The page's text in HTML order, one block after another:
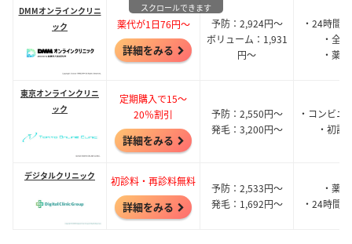
DMMオンラインクリニ
ック
薬代が1日76円～
詳細をみる
予防：2,924円～
ボリューム：1,931
円～
・24時間
・全
・薬
東京オンラインクリニ
ック
定期購入で15～
20％割引
詳細をみる
予防：2,550円～
発毛：3,200円～
・コンビニ
・初診
デジタルクリニック 初診料・再診料無料
詳細をみる
予防：2,533円～
発毛：1,692円～
・薬
・24時間
スクロールできます